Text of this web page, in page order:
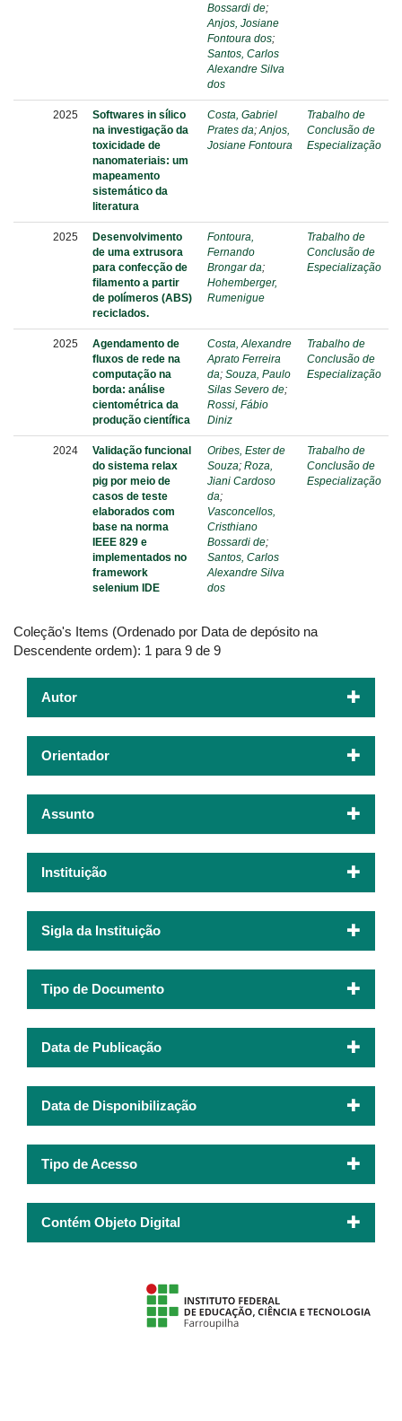
Bossardi de;
Anjos, Josiane
Fontoura dos;
Santos, Carlos
Alexandre Silva
dos
2025
Softwares in sílico
na investigação da
toxicidade de
nanomateriais: um
mapeamento
sistemático da
literatura
Costa, Gabriel
Prates da;Anjos,
Josiane Fontoura
Trabalho de
Conclusão de
Especialização
2025
Desenvolvimento
de uma extrusora
para confecção de
filamento a partir
de polímeros (ABS)
reciclados.
Fontoura,
Fernando
Brongar da;
Hohemberger,
Rumenigue
Trabalho de
Conclusão de
Especialização
2025
Agendamento de
fluxos de rede na
computação na
borda: análise
cientométrica da
produção científica
Costa, Alexandre
Aprato Ferreira
da; Souza, Paulo
Silas Severo de;
Rossi, Fábio
Diniz
Trabalho de
Conclusão de
Especialização
2024
Validação funcional
do sistema relax
pig por meio de
casos de teste
elaborados com
base na norma
IEEE 829 e
implementados no
framework
selenium IDE
Oribes, Ester de
Souza; Roza,
Jiani Cardoso
da;
Vasconcellos,
Cristhiano
Bossardi de;
Santos, Carlos
Alexandre Silva
dos
Trabalho de
Conclusão de
Especialização
Coleção's Items (Ordenado por Data de depósito na
Descendente ordem): 1 para 9 de 9
Autor
Orientador
Assunto
Instituição
Sigla da Instituição
Tipo de Documento
Data de Publicação
Data de Disponibilização
Tipo de Acesso
Contém Objeto Digital